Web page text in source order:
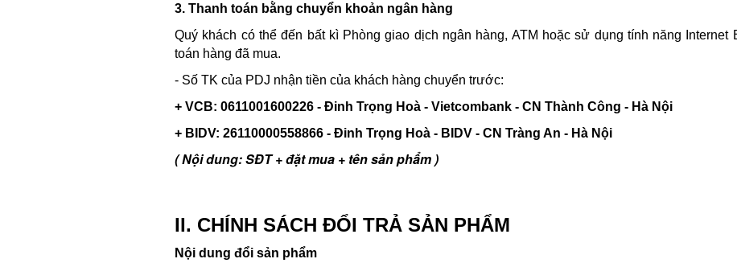
3. Thanh toán bằng chuyển khoản ngân hàng
Quý khách có thể đến bất kì Phòng giao dịch ngân hàng, ATM hoặc sử dụng tính năng Internet
toán hàng đã mua.
- Số TK của PDJ nhận tiền của khách hàng chuyển trước:
+ VCB: 0611001600226 - Đinh Trọng Hoà - Vietcombank - CN Thành Công - Hà Nội
+ BIDV: 26110000558866 - Đinh Trọng Hoà - BIDV - CN Tràng An - Hà Nội
( Nội dung: SĐT + đặt mua + tên sản phẩm )
II. CHÍNH SÁCH ĐỔI TRẢ SẢN PHẨM
Nội dung đổi sản phẩm